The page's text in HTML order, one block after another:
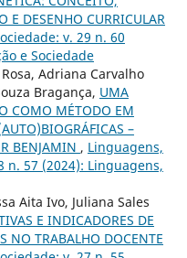
E DESENHO CURRICULAR
v. 29 n. 60
e Sociedade
Adriana Carvalho
Bragança, UMA
COMO MÉTODO EM
–
BENJAMIN , Linguagens,
n. 57 (2024): Linguagens,
Aita Ivo, Juliana Sales
E INDICADORES DE
NO TRABALHO DOCENTE